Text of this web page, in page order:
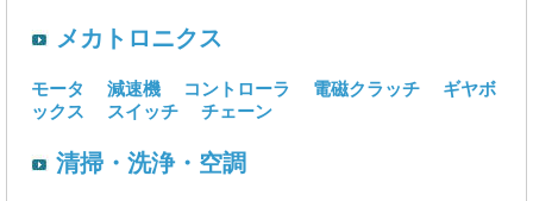
メカトロニクス
モータ 減速機 コントローラ 電磁クラッチ
ギヤボ
ックス
スイッチ チェーン
清掃・洗浄・空調